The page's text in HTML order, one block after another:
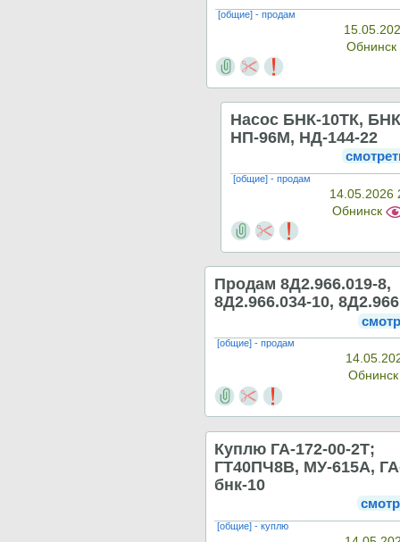
[общие] - продам
Обнинск
Насос БНК-10ТК,
НП-96М, НД-144-22
[общие] - продам
14.05.2026
Обнинск
Продам 8Д2.966.019-8,
8Д2.966.034-10,
[общие] - продам
Куплю ГА-172-00-2Т;
ГТ40ПЧ8В, МУ-615А,
бнк-10
[общие] - куплю